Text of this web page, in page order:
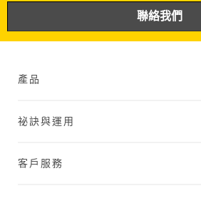
聯絡我們
產品
祕訣與運用
客戶服務